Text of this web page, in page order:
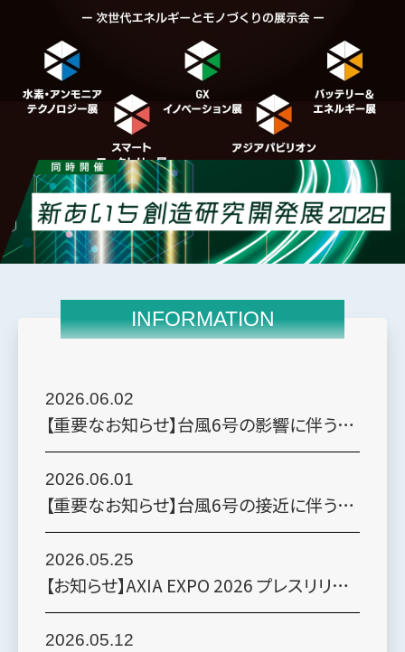
INFORMATION
2026.06.02
【重要なお知らせ】台風6号の影響に伴う会期初日（6月3日）中止のお知らせ
2026.06.01
【重要なお知らせ】台風6号の接近に伴う6月3日（水）の開催可否について
2026.05.25
【お知らせ】AXIA EXPO 2026 プレスリリースを発表しました
2026.05.12